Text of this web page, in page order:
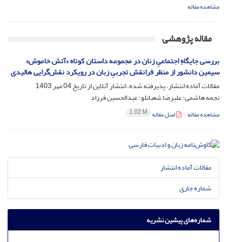
مشاهده مقاله
مقاله پژوهشی
بررسی جایگاهِ اجتماعیِ زنان در مجموعه داستان‌ کوتاه «آتش خاموش»
سیمین دانشور از منظر فرانقش تجربیِ زبان در رویکرد نقش‌گرایی هالیدی
مقالات آماده انتشار، پذیرفته شده، انتشار آنلاین از تاریخ04 مهر 1403
نجمه هاشمی؛ علیرضا شعبانلو؛ عبدالحسین فرزاد
مشاهده مقاله اصل مقاله 1.02 M
مقالات آماده انتشار
شماره جاری
شماره‌های پیشین نشریه